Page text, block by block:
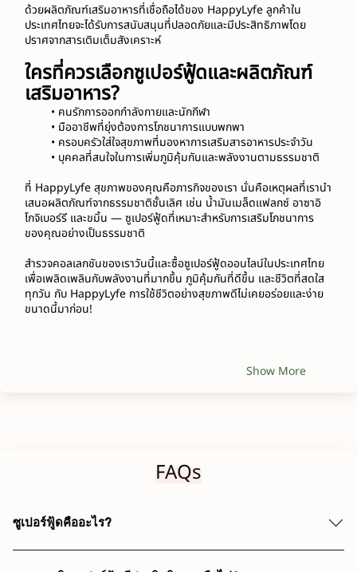
ด้วยผลิตภัณฑ์เสริมอาหารที่เชื่อถือได้ของ HappyLyfe ลูกค้าใน
ประเทศไทยจะได้รับการสนับสนุนที่ปลอดภัยและมีประสิทธิภาพโดย
ปราศจากสารเติมเต็มสังเคราะห์
ใครที่ควรเลือกซูเปอร์ฟู้ดและผลิตภัณฑ์
เสริมอาหาร?
คนรักการออกกำลังกายและนักกีฬา
มืออาชีพที่ยุ่งต้องการโภชนาการแบบพกพา
ครอบครัวใส่ใจสุขภาพที่มองหาการเสริมสารอาหารประจำวัน
บุคคลที่สนใจในการเพิ่มภูมิคุ้มกันและพลังงานตามธรรมชาติ
ที่ HappyLyfe สุขภาพของคุณคือภารกิจของเรา นั่นคือเหตุผลที่เรานำ
เสนอผลิตภัณฑ์จากธรรมชาติชั้นเลิศ เช่น น้ำมันเมล็ดแฟลกซ์ อาซาอิ
โกจิเบอร์รี และขมิ้น — ซูเปอร์ฟู้ดที่เหมาะสำหรับการเสริมโภชนาการ
ของคุณอย่างเป็นธรรมชาติ
สำรวจคอลเลกชันของเราวันนี้และซื้อซูเปอร์ฟู้ดออนไลน์ในประเทศไทย
เพื่อเพลิดเพลินกับพลังงานที่มากขึ้น ภูมิคุ้มกันที่ดีขึ้น และชีวิตที่สดใส
ทุกวัน กับ HappyLyfe การใช้ชีวิตอย่างสุขภาพดีไม่เคยอร่อยและง่าย
ขนาดนี้มาก่อน!
Show More
FAQs
ซูเปอร์ฟู้ดคืออะไร?